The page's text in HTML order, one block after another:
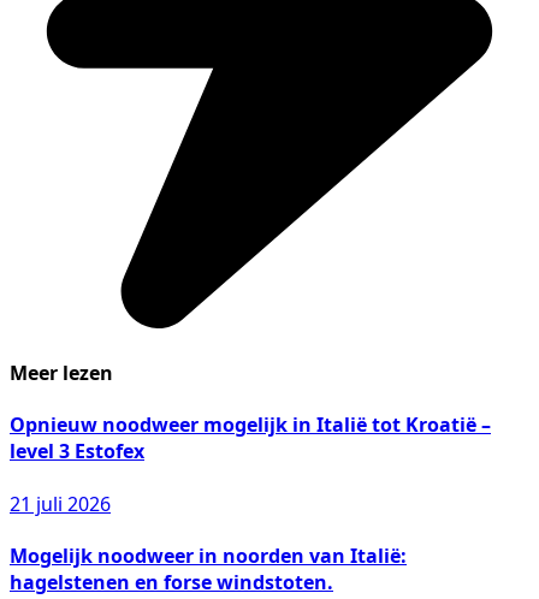
Meer lezen
Opnieuw noodweer mogelijk in Italië tot Kroatië –
level 3 Estofex
21 juli 2026
Mogelijk noodweer in noorden van Italië:
hagelstenen en forse windstoten.